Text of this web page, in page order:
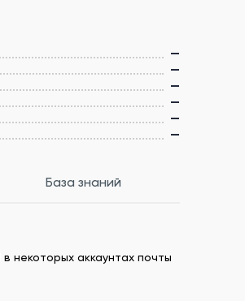
—
—
—
—
—
—
База знаний
некоторых аккаунтах почты